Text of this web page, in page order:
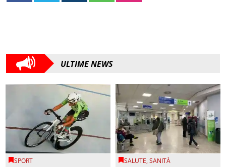
ULTIME NEWS
SPORT SALUTE,SANITÀ